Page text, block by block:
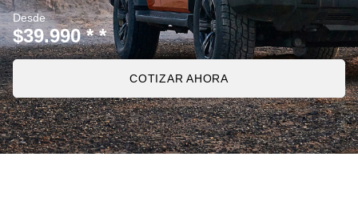
Desde
$39.990 * *
COTIZAR AHORA